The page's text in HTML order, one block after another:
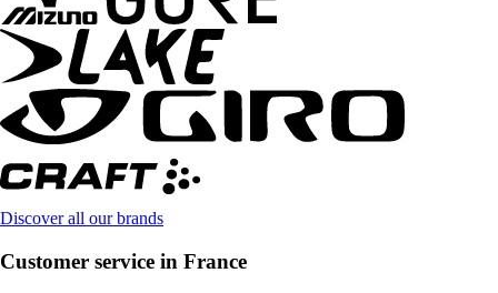
Discover all our brands
Customer service in France